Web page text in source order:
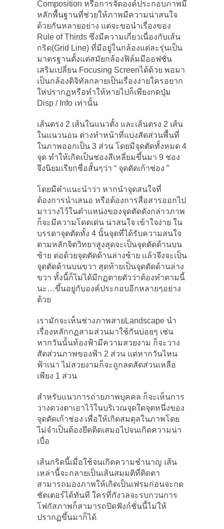
Composition หรือการจัดองค์ประกอบภาพมี
หลักพื้นฐานที่ช่วยให้ภาพมีความน่าสนใจ
ด้วยกันหลายอย่าง แต่จะขอนำเรื่องของ
Rule of Thirds ซึ่งมีความเกี่ยวเนื่องกับเส้น
กริด(Grid Line) ที่มีอยู่ในกล้องแต่ละรุ่นเป็น
มาตรฐานตั้งแต่สมัยกล้องฟิล์มมีออฟชั่น
เสริมเปลี่ยน Focusing Screenได้ด้วย พอมา
เป็นกล้องดิจิทัลกลายเป็นเรื่องง่ายใครอยาก
ให่ปรากฏหรือทำให้หายไปก็เพียงกดปุ่ม
Disp / Info เท่านั้น
เส้นตรง 2 เส้นในแนวตั้ง และเส้นตรง 2 เส้น
ในแนวนอน ต่างทำหน้าที่แบ่งสัดส่วนพื้นที่
ในภาพออกเป็น 3 ส่วน โดยมีจุดตัดทั้งหมด 4
จุด ทำให้เกิดเป็นช่องสีเหลี่ยมขึ้นมา 9 ช่อง
จึงนิยมเรียกชื่อสั้นๆว่า “ จุดตัดเก้าช่อง ”
โดยมีคำแนะนำว่า หากนำจุดสนใจที่
ต้องการนำเสนอ หรือต้องการสื่อสารออกไป
มาวางไว้ในตำแหน่งของจุดตัดดังกล่าวภาพ
ก็จะมีความโดดเด่น น่าสนใจ เข้าใจง่าย ใน
บรรดาจุดตัดทั้ง 4 นั้นจุดที่ได้รับความสนใจ
ตามหลักจิตวิทยาสูงสุดจะเป็นจุดตัดด้านบน
ซ้าย ต่อด้วยจุดตัดด้านล่างซ้าย แล้วจึงจะเป็น
จุดตัดด้านบนขวา สุดท้ายเป็นจุดตัดด้านล่าง
ขวา ทั้งนี้ก็ไม่ได้มีกฏตายตัวว่าต้องทำตามนี้
นะ…ขึ้นอยู่กับองค์ประกอบอีกหลายๆอย่าง
ด้วย
เรามักจะเห็นช่างภาพสายLandscape นำ
เรื่องหลักกฏสามส่วนมาใช้กันบ่อยๆ เช่น
หากวันนั้นท้องฟ้ามีความสวยงาม ก็จะวาง
สัดส่วนภาพของฟ้า 2 ส่วน แต่หากวันไหน
ฟ้าเน่า ไม่สวยงามก็จะถูกลดสัดส่วนเหลือ
เพียง 1 ส่วน
สำหรับแนวการถ่ายภาพบุคคล ก็จะเห็นการ
วางดวงตาเอาไว้ในบริเวณจุดใดจุดหนึ่งของ
จุดตัดเก้าช่อง เพื่อให้เกิดสมดุลในภาพโดย
ไม่จำเป็นต้องยึดติดเสมอไปจนเกิดความน่า
เบื่อ
เส้นกริดนี้เมื่อใช้จนเกิดความชำนาญ เส้น
เหล่านี้จะกลายเป็นเส้นสมมติที่ติดตา
สามารถมองภาพให้เกิดเป็นเฟรมก่อนจะกด
ชัตเตอร์ได้ทันที ใครที่กังวลจะรบกวนการ
โฟกัสภาพก็สามารถปิดฟังก์ชั่นนี้ไม่ให้
ปรากฏขึ้นมาก็ได้